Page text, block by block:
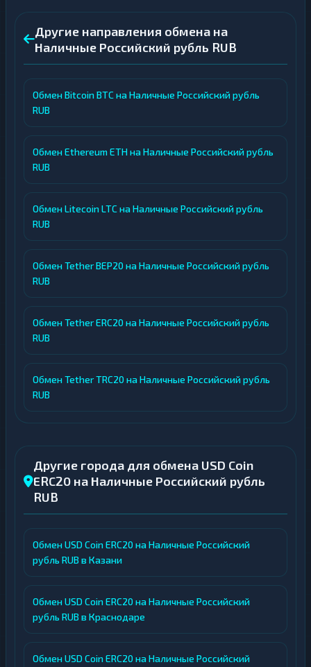
Другие направления обмена на
Наличные Российский рубль RUB
Обмен Bitcoin BTC на Наличные Российский рубль
RUB
Обмен Ethereum ETH на Наличные Российский рубль
RUB
Обмен Litecoin LTC на Наличные Российский рубль
RUB
Обмен Tether BEP20 на Наличные Российский рубль
RUB
Обмен Tether ERC20 на Наличные Российский рубль
RUB
Обмен Tether TRC20 на Наличные Российский рубль
RUB
Другие города для обмена USD Coin
ERC20 на Наличные Российский рубль
RUB
Обмен USD Coin ERC20 на Наличные Российский
рубль RUB в Казани
Обмен USD Coin ERC20 на Наличные Российский
рубль RUB в Краснодаре
Обмен USD Coin ERC20 на Наличные Российский